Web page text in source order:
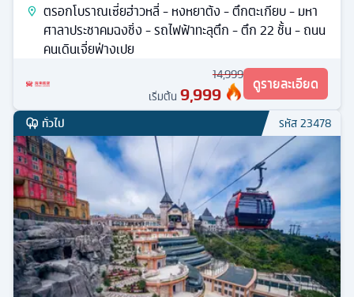
ตรอกโบราณเซี่ยฮ่าวหลี่ - หงหยาต้ง - ตึกตะเกียบ - มหา
ศาลาประชาคมฉงชิ่ง - รถไฟฟ้าทะลุตึก - ตึก 22 ชั้น - ถนน
คนเดินเจี่ยฟ่างเปย
14,999
เริ่มต้น 9,999 ดูรายละเอียด
ทั่วไป รหัส23478